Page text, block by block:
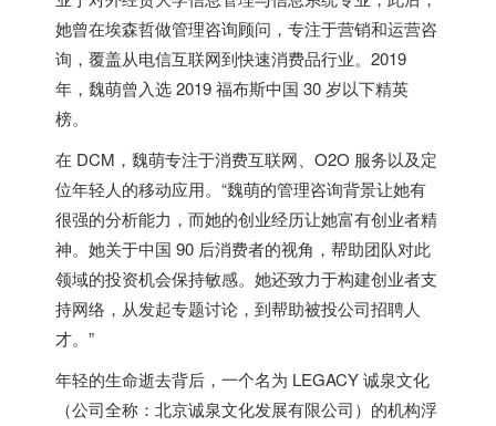
她曾在埃森哲做管理咨询顾问，专注于营销和运营咨
询，覆盖从电信互联网到快速消费品行业。2019
年，魏萌曾入选 2019 福布斯中国 30 岁以下精英
榜。
在 DCM，魏萌专注于消费互联网、O2O 服务以及定
位年轻人的移动应用。“魏萌的管理咨询背景让她有
很强的分析能力，而她的创业经历让她富有创业者精
神。她关于中国 90 后消费者的视角，帮助团队对此
领域的投资机会保持敏感。她还致力于构建创业者支
持网络，从发起专题讨论，到帮助被投公司招聘人
才。”
年轻的生命逝去背后，一个名为 LEGACY 诚泉文化
（公司全称：北京诚泉文化发展有限公司）的机构浮